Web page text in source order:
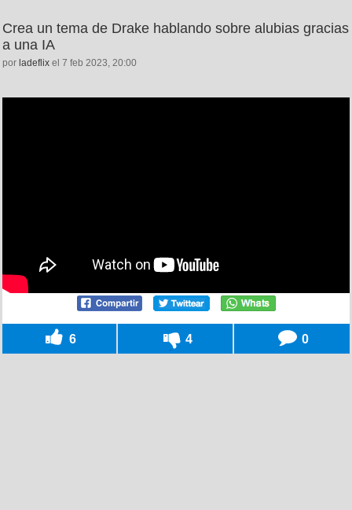
Crea un tema de Drake hablando sobre alubias gracias
a una IA
por ladeflix el 7 feb 2023, 20:00
6 4 0